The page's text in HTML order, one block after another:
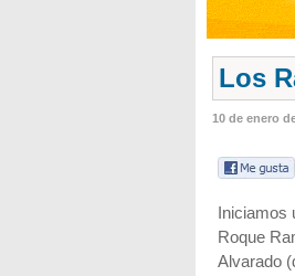
Los
10 de enero
Iniciamos
Roque
Alvarado